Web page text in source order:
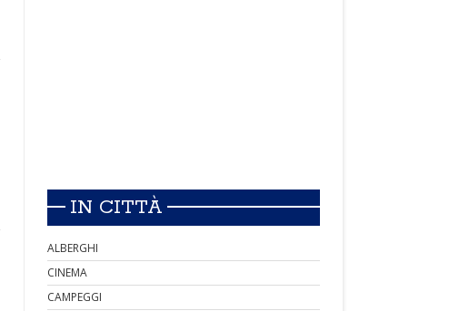
IN CITTÀ
ALBERGHI
CINEMA
CAMPEGGI